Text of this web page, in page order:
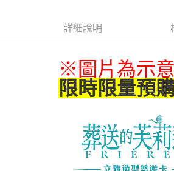
付款後7-11取貨
每筆NT$65，滿NT$1,300(含以上)免運費
每筆NT$100，滿NT$1,300(含以上)免運費
宅配-離島(澎湖/金門/馬祖)-木棉花樂園專用
詳細說明
※圖片為示
限時限量預